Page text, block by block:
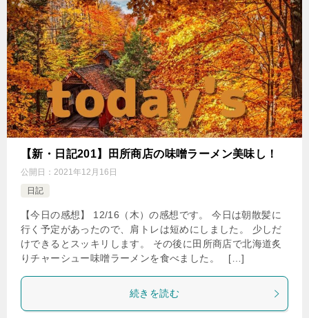
【新・日記201】田所商店の味噌ラーメン美味し！
公開日： 2021年12月16日
日記
【今日の感想】 12/16（木）の感想です。 今日は朝散髪に
行く予定があったので、肩トレは短めにしました。 少しだ
けできるとスッキリします。 その後に田所商店で北海道炙
りチャーシュー味噌ラーメンを食べました。 […]
続きを読む